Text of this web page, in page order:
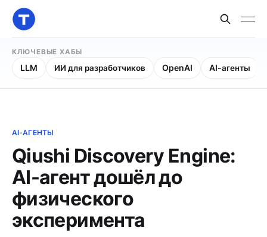
КЛЮЧЕВЫЕ ХАБЫ
LLM ИИ для разработчиков OpenAI AI-агенты
AI-АГЕНТЫ
Qiushi Discovery Engine:
AI-агент дошёл до
физического
эксперимента